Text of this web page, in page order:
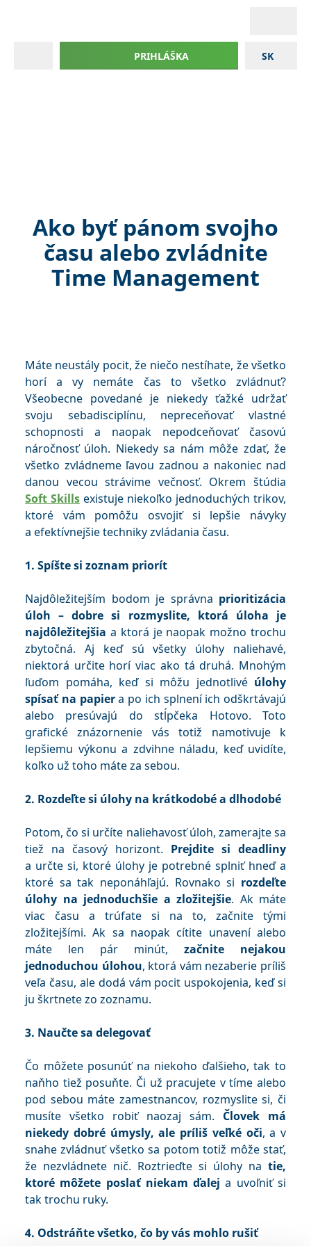
SK
PRIHLÁŠKA
Ako byť pánom svojho
času alebo zvládnite
Time Management
Máte neustály pocit, že niečo nestíhate, že všetko
horí a vy nemáte čas to všetko zvládnuť?
Všeobecne povedané je niekedy ťažké udržať
svoju sebadisciplínu, nepreceňovať vlastné
schopnosti a naopak nepodceňovať časovú
náročnosť úloh. Niekedy sa nám môže zdať, že
všetko zvládneme ľavou zadnou a nakoniec nad
danou vecou strávime večnosť. Okrem štúdia
Soft Skills existuje niekoľko jednoduchých trikov,
ktoré vám pomôžu osvojiť si lepšie návyky
a efektívnejšie techniky zvládania času.
1. Spíšte si zoznam priorít
Najdôležitejším bodom je správna prioritizácia
úloh – dobre si rozmyslite, ktorá úloha je
najdôležitejšia a ktorá je naopak možno trochu
zbytočná. Aj keď sú všetky úlohy naliehavé,
niektorá určite horí viac ako tá druhá. Mnohým
ľuďom pomáha, keď si môžu jednotlivé úlohy
spísať na papiera po ich splnení ich odškrtávajú
alebo presúvajú do stĺpčeka Hotovo. Toto
grafické znázornenie vás totiž namotivuje k
lepšiemu výkonu a zdvihne náladu, keď uvidíte,
koľko už toho máte za sebou.
2. Rozdeľte si úlohy na krátkodobé a dlhodobé
Potom, čo si určíte naliehavosť úloh, zamerajte sa
tiež na časový horizont. Prejdite si deadliny
a určte si, ktoré úlohy je potrebné splniť hneď a
ktoré sa tak neponáhľajú. Rovnako si rozdeľte
úlohy na jednoduchšie a zložitejšie. Ak máte
viac času a trúfate si na to, začnite tými
zložitejšími. Ak sa naopak cítite unavení alebo
máte len pár minút, začnite nejakou
jednoduchou úlohou, ktorá vám nezaberie príliš
veľa času, ale dodá vám pocit uspokojenia, keď si
ju škrtnete zo zoznamu.
3. Naučte sa delegovať
Čo môžete posunúť na niekoho ďalšieho, tak to
naňho tiež posuňte. Či už pracujete v tíme alebo
pod sebou máte zamestnancov, rozmyslite si, či
musíte všetko robiť naozaj sám. Človek má
niekedy dobré úmysly, ale príliš veľké oči, a v
snahe zvládnuť všetko sa potom totiž môže stať,
že nezvládnete nič. Roztrieďte si úlohy na tie,
ktoré môžete poslať niekam ďalej a uvoľniť si
tak trochu ruky.
4. Odstráňte všetko, čo by vás mohlo rušiť